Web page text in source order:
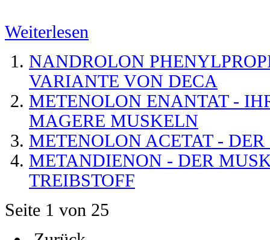
Weiterlesen
NANDROLON
VARIANTE VON DECA
METENOLON ENANTAT -
MAGERE MUSKELN
METENOLON ACETAT -
METANDIENON - DER
TREIBSTOFF
Seite 1 von 25